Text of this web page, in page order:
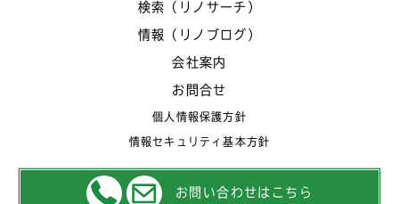
検索（リノサーチ）
情報（リノブログ）
会社案内
お問合せ
個人情報保護方針
情報セキュリティ基本方針
お問い合わせはこちら